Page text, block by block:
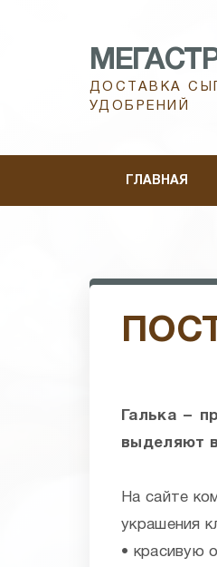
ДОСТАВКА
УДОБРЕНИЙ
ГЛАВНАЯ
Галька –
выделяют
На сайте
украшения
• красивую